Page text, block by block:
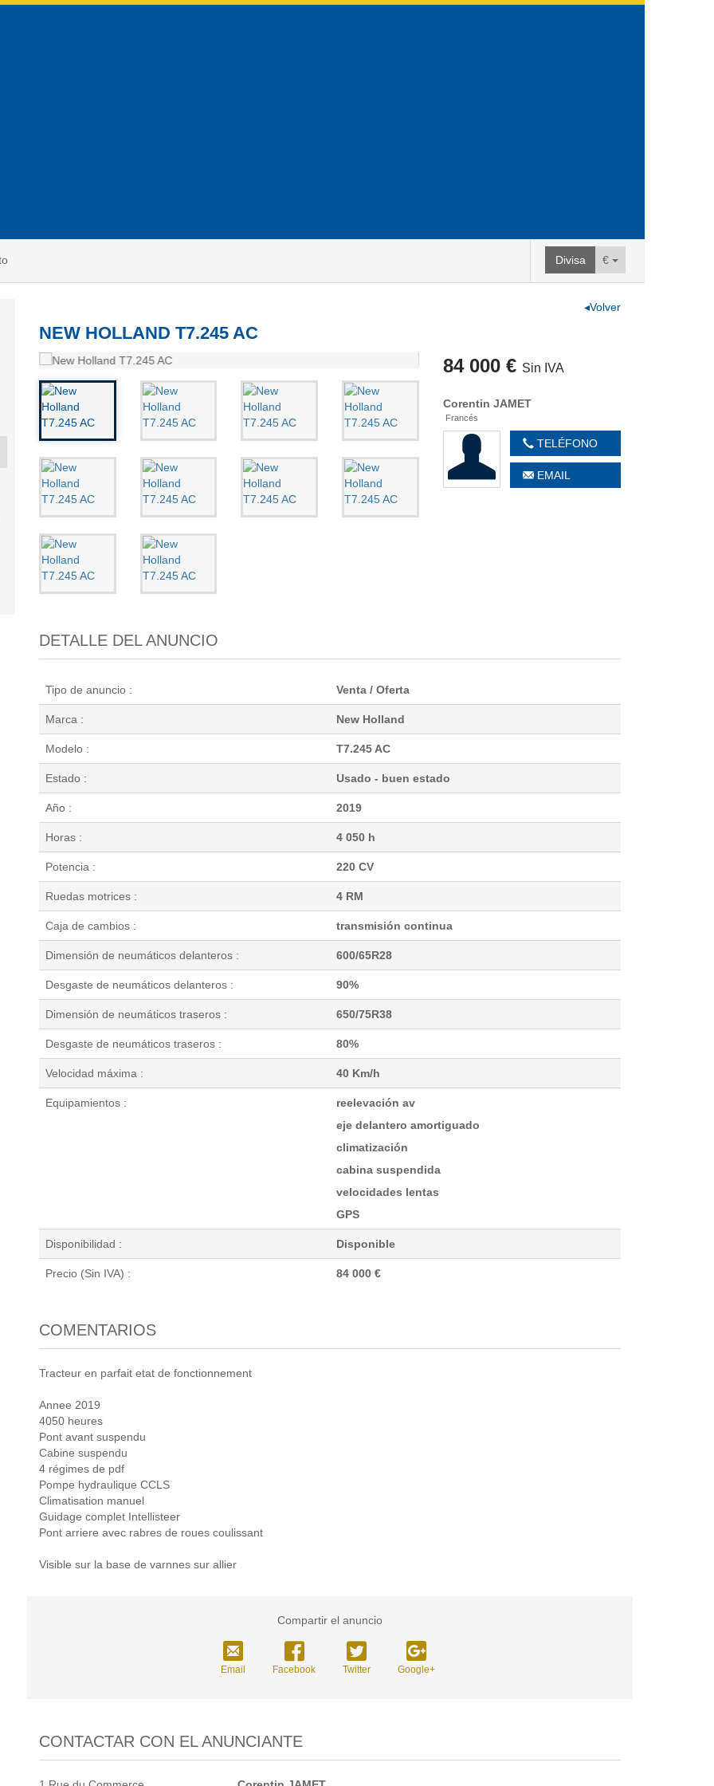
Divisa €
◂Volver
NEW HOLLAND T7.245 AC
84 000 € Sin IVA
Corentin JAMET
Francés
TELÉFONO
EMAIL
DETALLE DEL ANUNCIO
Tipo de anuncio : Venta / Oferta
Marca : New Holland
Modelo : T7.245 AC
Estado : Usado - buen estado
Año : 2019
Horas : 4 050 h
Potencia : 220 CV
Ruedas motrices : 4 RM
Caja de cambios : transmisión continua
Dimensión de neumáticos delanteros : 600/65R28
Desgaste de neumáticos delanteros : 90%
Dimensión de neumáticos traseros : 650/75R38
Desgaste de neumáticos traseros : 80%
Velocidad máxima : 40 Km/h
Equipamientos :
reelevación av
eje delantero amortiguado
climatización
cabina suspendida
velocidades lentas
GPS
Disponibilidad : Disponible
Precio (Sin IVA) : 84 000 €
COMENTARIOS
Tracteur en parfait etat de fonctionnement
Annee 2019
4050 heures
Pont avant suspendu
Cabine suspendu
4 régimes de pdf
Pompe hydraulique CCLS
Climatisation manuel
Guidage complet Intellisteer
Pont arriere avec rabres de roues coulissant
Visible sur la base de varnnes sur allier
Compartir el anuncio
Email Facebook Twitter Google+
CONTACTAR CON EL ANUNCIANTE
T7.190
€
NEW HOLLAND T6.145
56 000 €
BKT 520/85R42
1 950 €
TAIL'NET 3160
2007
1 800 €